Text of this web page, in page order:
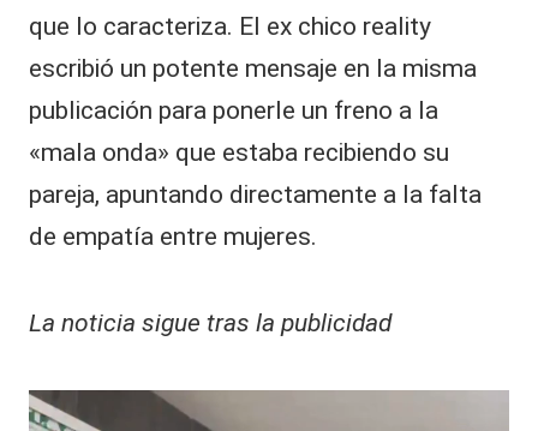
que lo caracteriza. El ex chico reality
escribió un potente mensaje en la misma
publicación para ponerle un freno a la
«mala onda» que estaba recibiendo su
pareja, apuntando directamente a la falta
de empatía entre mujeres.
La noticia sigue tras la publicidad